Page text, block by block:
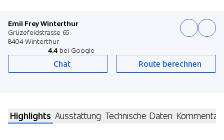
Emil Frey Winterthur
Grüzefeldstrasse 65
8404 Winterthur
4.4 bei Google
Chat Route berechnen
Highlights Ausstattung Technische Daten Kommentar